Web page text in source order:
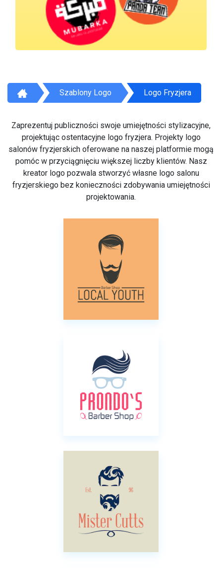
Szablony Logo Logo Fryzjera
Zaprezentuj publiczności swoje umiejętności stylizacyjne,
projektując ostentacyjne logo fryzjera. Projekty logo
salonów fryzjerskich oferowane na naszej platformie mogą
pomóc w przyciągnięciu większej liczby klientów. Nasz
kreator logo pozwala stworzyć własne logo salonu
fryzjerskiego bez konieczności zdobywania umiejętności
projektowania.